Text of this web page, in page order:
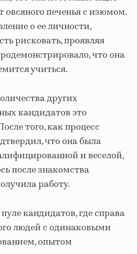
овсяного печенья с изюмом.
о ее личности,
рисковать, проявляя
что она
учиться.
других
кандидатов это
того, как процесс
что она была
и веселой,
после знакомства
работу.
кандидатов, где справа
людей с одинаковыми
опытом